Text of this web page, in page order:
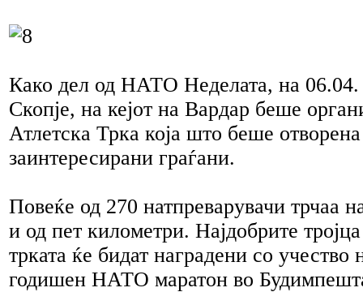
Како дел од НАТО Неделата, на 06.04.
Скопје, на кејот на Вардар беше
Атлетска Трка која што беше отворена
заинтересирани граѓани.
Повеќе од 270 натпреварувачи трчаа
и од пет километри. Најдобрите
трката ќе бидат наградени со учество
годишен НАТО маратон во